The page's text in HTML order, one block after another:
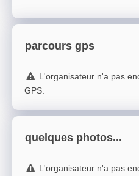
parcours gps
L'organisateur n'a pas
GPS.
quelques photos...
L'organisateur n'a pas